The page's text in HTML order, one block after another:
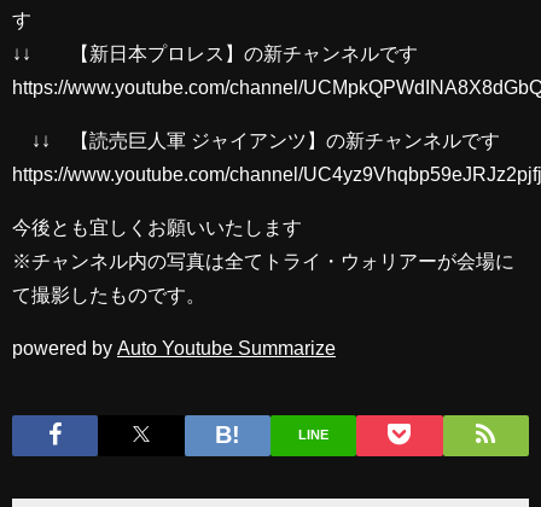
す
↓↓ 【新日本プロレス】の新チャンネルです
https://www.youtube.com/channel/
↓↓ 【読売巨人軍 ジャイアンツ】の新チャンネルです
https://www.youtube.com/channel/
今後とも宜しくお願いいたします
※チャンネル内の写真は全てトライ・ウォリアーが会場に
て撮影したものです。
powered by Auto Youtube Summarize
LINE